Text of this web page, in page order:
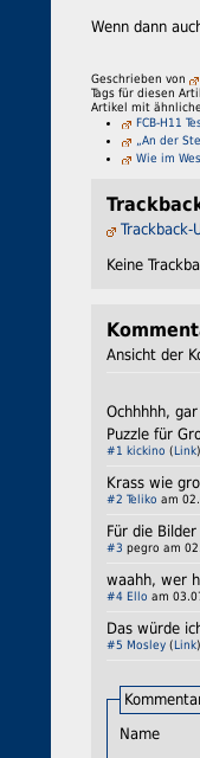
Wenn dann
Geschrieben von
Tags für diesen
Artikel mit
FCB-H11
„An der
Wie im
Trackback-
Keine
Ansicht der
Ochhhhh,
Puzzle für
#1 kickino (Link
Krass wie
#2 Teliko am
Für die
#3 pegro am
waahh, wer
#4 Ello am
Das würde
#5 Mosley (Link
Name